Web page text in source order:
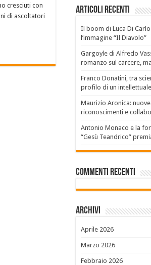
cresciuti con
di ascoltatori
Articoli recenti
Il boom di Luca Di Carlo
l’immagine “Il Diavolo”
Gargoyle di Alfredo
romanzo sul carcere,
Franco Donatini, tra
profilo di un
Maurizio Aronica:
riconoscimenti e
Antonio Monaco e la
“Gesù Teandrico”
Commenti recenti
Archivi
Aprile 2026
Marzo 2026
Febbraio 2026